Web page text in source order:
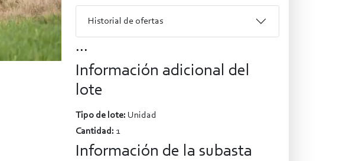
Historial de ofertas
...
Información adicional del
lote
Tipo de lote: Unidad
Cantidad: 1
Información de la subasta